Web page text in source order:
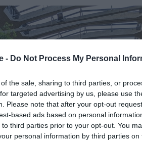
- Do Not Process My Personal
the sale, sharing to third parties, or
targeted advertising by us, please use
Please note that after your opt-out
based ads based on personal
third parties prior to your opt-out. You
personal information by third parties on